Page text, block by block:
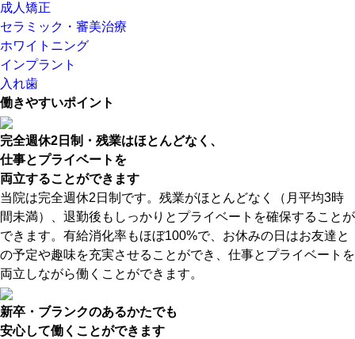
成人矯正
セラミック・審美治療
ホワイトニング
インプラント
入れ歯
働きやすいポイント
完全週休2日制・残業はほとんどなく、
仕事とプライベートを
両立することができます
当院は完全週休2日制です。残業がほとんどなく（月平均3時
間未満）、退勤後もしっかりとプライベートを確保することが
できます。有給消化率もほぼ100%で、お休みの日はお友達と
の予定や趣味を充実させることができ、仕事とプライベートを
両立しながら働くことができます。
新卒・ブランクのあるかたでも
安心して働くことができます